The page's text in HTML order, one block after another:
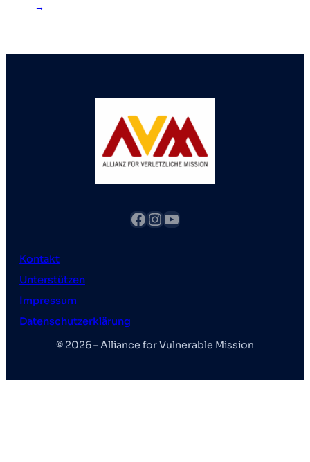
→
Facebook InstagramYouTube
Kontakt
Unterstützen
Impressum
Datenschutzerklärung
© 2026 – Alliance for Vulnerable Mission